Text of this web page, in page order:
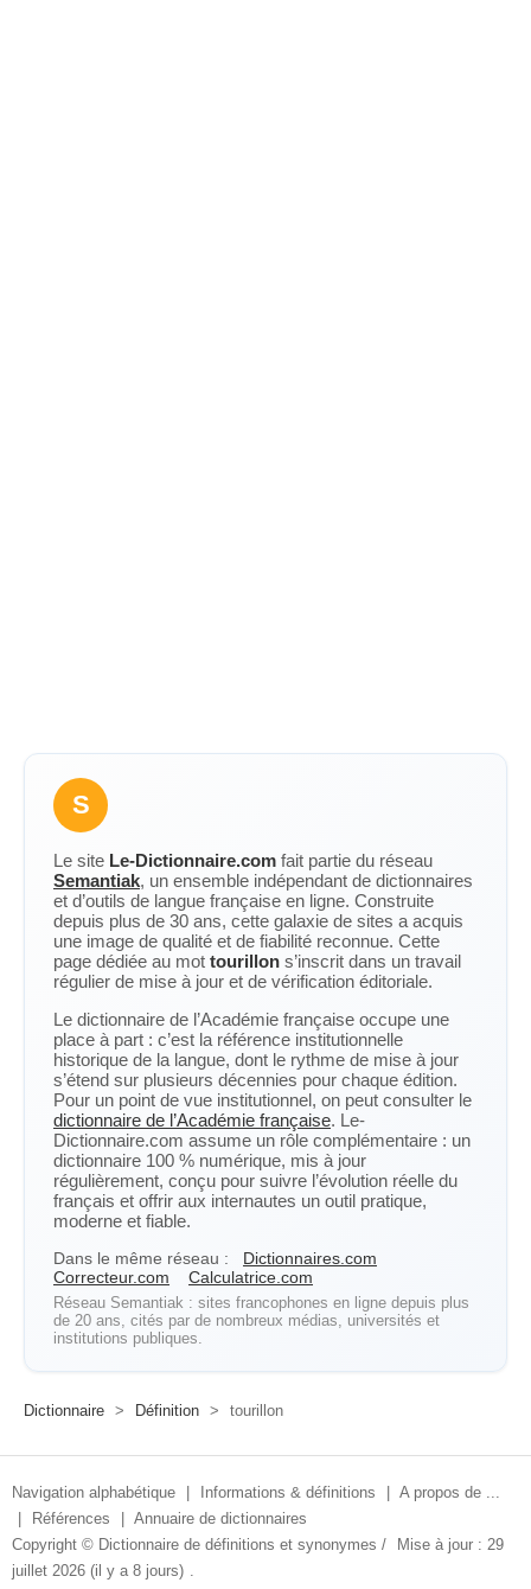
S
Le site Le-Dictionnaire.com fait partie du réseau
Semantiak, un ensemble indépendant de dictionnaires
et d’outils de langue française en ligne. Construite
depuis plus de 30 ans, cette galaxie de sites a acquis
une image de qualité et de fiabilité reconnue. Cette
page dédiée au mot tourillon s’inscrit dans un travail
régulier de mise à jour et de vérification éditoriale.
Le dictionnaire de l’Académie française occupe une
place à part : c’est la référence institutionnelle
historique de la langue, dont le rythme de mise à jour
s’étend sur plusieurs décennies pour chaque édition.
Pour un point de vue institutionnel, on peut consulter le
dictionnaire de l’Académie française. Le-
Dictionnaire.com assume un rôle complémentaire : un
dictionnaire 100 % numérique, mis à jour
régulièrement, conçu pour suivre l’évolution réelle du
français et offrir aux internautes un outil pratique,
moderne et fiable.
Dans le même réseau :
Dictionnaires.com
Correcteur.com
Calculatrice.com
Réseau Semantiak : sites francophones en ligne depuis plus
de 20 ans, cités par de nombreux médias, universités et
institutions publiques.
Dictionnaire > Définition > tourillon
Navigation alphabétique Informations & définitions
A propos de ...
Références
Annuaire de dictionnaires
Copyright © Dictionnaire de définitions et synonymes /
Mise à jour : 29
juillet 2026 (il y a 8 jours) .